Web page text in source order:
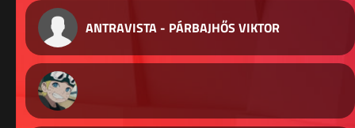
ANTRAVISTA - PÁRBAJHŐS VIKTOR